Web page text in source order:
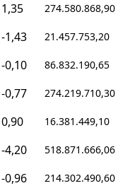
1,35 274.580.868,90
-1,43 21.457.753,20
-0,10 86.832.190,65
-0,77 274.219.710,30
0,90 16.381.449,10
-4,20 518.871.666,06
-0,96 214.302.490,60